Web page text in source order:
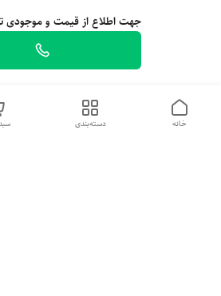
جهت اطلاع از قیمت و موجودی
دسته‌بندی خانه